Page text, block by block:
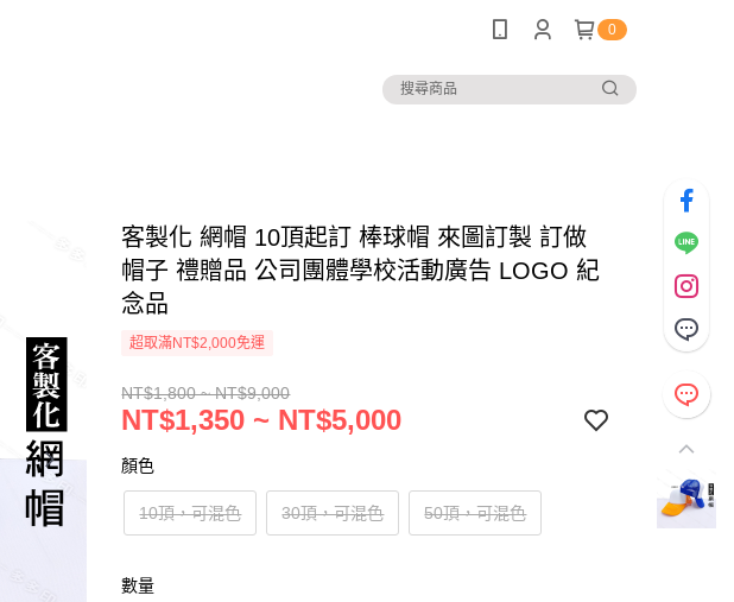
0
客製化 網帽 10頂起訂 棒球帽 來圖訂製 訂做
帽子 禮贈品 公司團體學校活動廣告 LOGO 紀
念品
超取滿NT$2,000免運
NT$1,800 ~ NT$9,000
NT$1,350 ~ NT$5,000
顏色
10頂，可混色 30頂，可混色 50頂，可混色
數量